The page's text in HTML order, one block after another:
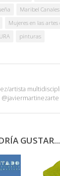
Maribel Canales
Mujeres en las artes
pinturas
artista
GUSTAR...